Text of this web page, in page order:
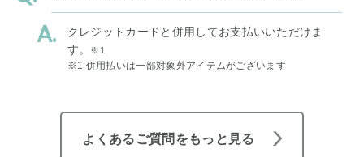
クレジットカードと併用してお支払いいただけま
す。
※1
※1 併用払いは一部対象外アイテムがございます
よくあるご質問をもっと見る